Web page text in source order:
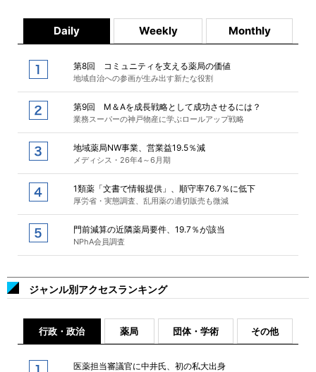
Daily Weekly Monthly
第8回 コミュニティを支える薬局の価値
地域自治への参画が生み出す新たな役割
第9回 M＆Aを成長戦略として成功させるには？
業務スーパーの神戸物産に学ぶロールアップ戦略
地域薬局NW事業、営業益19.5％減
メディシス・26年4～6月期
1類薬「文書で情報提供」、順守率76.7％に低下
厚労省・実態調査、乱用薬の適切販売も微減
門前減算の近隣薬局要件、19.7％が該当
NPhA会員調査
ジャンル別アクセスランキング
行政・政治 薬局 団体・学術 その他
医薬担当審議官に中井氏、初の私大出身